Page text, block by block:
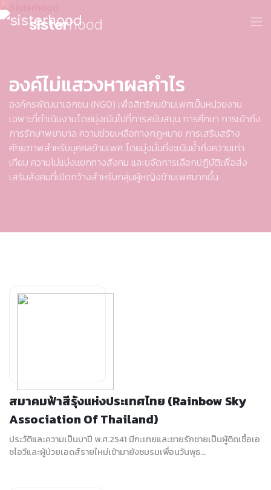
sisterhood
องค์ไม่แสวงหาผลกำไร
องค์กรพัฒนาเอกชน (NGO) เพื่อสิทธิคนข้ามเพศเป็นหน่วยงาน
เฉพาะที่ดำเนินงานโดยมุ่งเน้นไปที่การสนับสนุน การศึกษา การเข้าถึง
การรักษาพยาบาล ความช่วยเหลือทางกฎหมาย การเสริมสร้าง
ศักยภาพสำหรับบุคคลข้ามเพศ โดยมุ่งมั่นที่จะเน้นย้ำถึงความเท่า
เทียม ความไม่แบ่งแยกทางสังคม และขจัดการเลือกปฏิบัติเพื่อส่ง
เสริมสังคมที่เปิดกว้างสำหรับกลุ่มผู้หญิงข้ามเพศมากขึ้น
สมาคมฟ้าสีรุ้งแห่งประเทศไทย (Rainbow Sky
Association Of Thailand)
ประวัติและความเป็นมาปี พ.ศ.2541 มีกะเทยและชายรักชายเป็นผู้ติดเชื้อเอ
ชไอวีและผู้ป่วยเอดส์รายใหม่เข้ามายังชมรมเพื่อนวันพุธ...